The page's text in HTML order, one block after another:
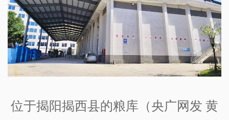
位于揭阳揭西县的粮库（央广网发 黄